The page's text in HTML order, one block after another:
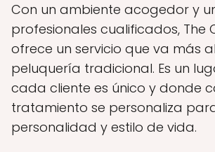
Con un ambiente acogedor y
profesionales cualificados, The
ofrece un servicio que va más
peluquería tradicional. Es un
cada cliente es único y donde
tratamiento se personaliza
personalidad y estilo de vida.